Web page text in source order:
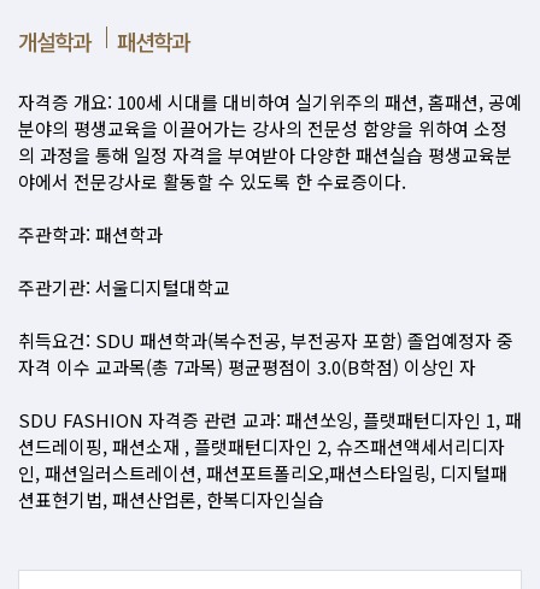
개설학과 패션학과
자격증 개요: 100세 시대를 대비하여 실기위주의 패션, 홈패션, 공예
분야의 평생교육을 이끌어가는 강사의 전문성 함양을 위하여 소정
의 과정을 통해 일정 자격을 부여받아 다양한 패션실습 평생교육분
야에서 전문강사로 활동할 수 있도록 한 수료증이다.
주관학과: 패션학과
주관기관: 서울디지털대학교
취득요건: SDU 패션학과(복수전공, 부전공자 포함) 졸업예정자 중
자격 이수 교과목(총 7과목) 평균평점이 3.0(B학점) 이상인 자
SDU FASHION 자격증 관련 교과: 패션쏘잉, 플랫패턴디자인 1, 패
션드레이핑, 패션소재 , 플랫패턴디자인 2, 슈즈패션액세서리디자
인, 패션일러스트레이션, 패션포트폴리오,패션스타일링, 디지털패
션표현기법, 패션산업론, 한복디자인실습